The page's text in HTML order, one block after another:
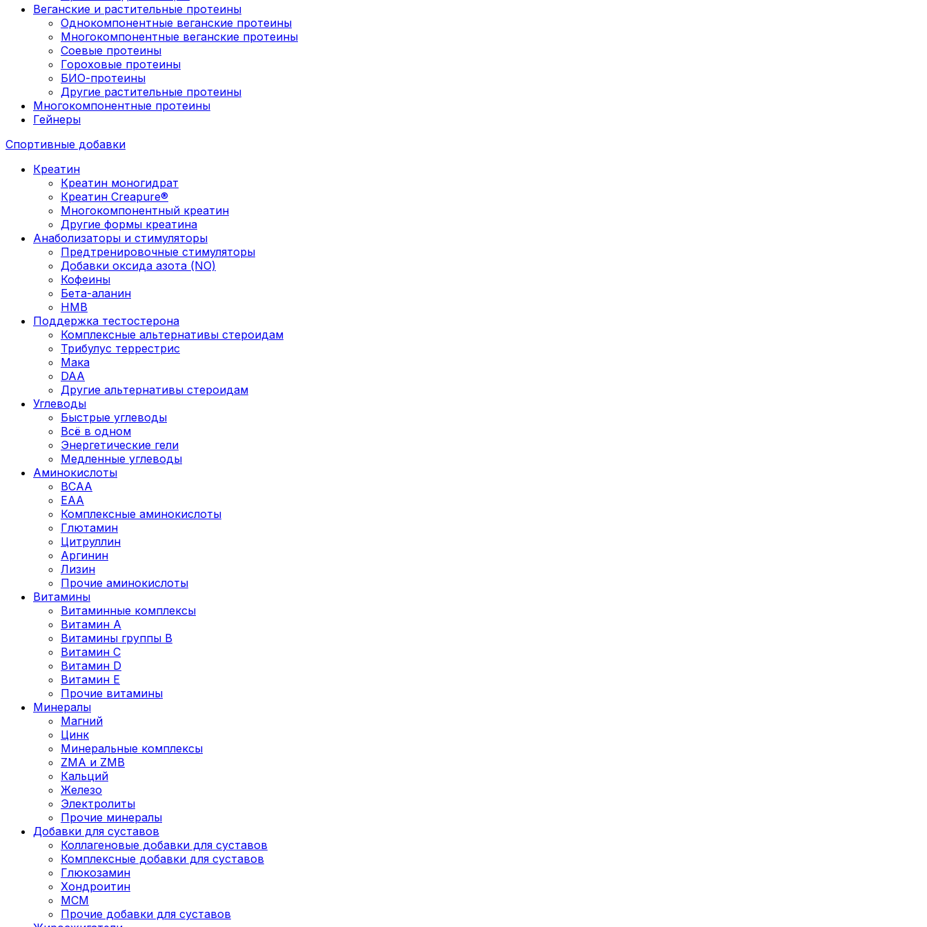
Веганские и растительные протеины
Однокомпонентные веганские протеины
Многокомпонентные веганские протеины
Соевые протеины
Гороховые протеины
БИО-протеины
Другие растительные протеины
Многокомпонентные протеины
Гейнеры
Спортивные добавки
Креатин
Креатин моногидрат
Креатин Creapure®
Многокомпонентный креатин
Другие формы креатина
Анаболизаторы и стимуляторы
Предтренировочные стимуляторы
Добавки оксида азота (NO)
Кофеины
Бета-аланин
HMB
Поддержка тестостерона
Комплексные альтернативы стероидам
Трибулус террестрис
Мака
DAA
Другие альтернативы стероидам
Углеводы
Быстрые углеводы
Всё в одном
Энергетические гели
Медленные углеводы
Аминокислоты
BCAA
EAA
Комплексные аминокислоты
Глютамин
Цитруллин
Аргинин
Лизин
Прочие аминокислоты
Витамины
Витаминные комплексы
Витамин А
Витамины группы В
Витамин C
Витамин D
Витамин Е
Прочие витамины
Минералы
Магний
Цинк
Минеральные комплексы
ZMA и ZMB
Кальций
Железо
Электролиты
Прочие минералы
Добавки для суставов
Коллагеновые добавки для суставов
Комплексные добавки для суставов
Глюкозамин
Хондроитин
MCM
Прочие добавки для суставов